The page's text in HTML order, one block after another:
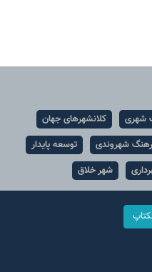
شهری
کلانشهرهای جهان
شهروندی
توسعه پایدار
شهر خلاق